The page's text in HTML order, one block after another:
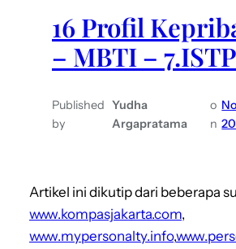
16 Profil
– MBTI – 7.ISTP
Published
by
Yudha
Argapratama
o
n
Artikel ini dikutip dari beberapa
www.kompasjakarta.com,
www.mypersonalty.info,